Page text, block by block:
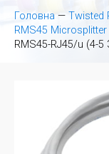
Головна — Twisted
RMS45 Microsplitter
RMS45-RJ45/u (4-5